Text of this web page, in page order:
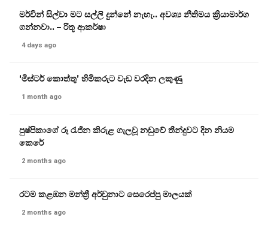
මර්වින් සිල්වා මට සල්ලි දුන්නේ නැහැ.. අවශ්‍ය නීතිමය ක්‍රියාමාර්ග
ගන්නවා.. – රිතූ ආකර්ෂා
4 days ago
‘මිස්ටර් කොත්තු’ හිමිකරුට වැඩ වරදින ලකුණු
1 month ago
පුෂ්පිකාගේ රූ රැජින කිරුළ ගැලවූ නඩුවේ තීන්දුවට දින නියම
කෙරේ
2 months ago
රටම කළඹන මන්ත්‍රී අර්චුනාට සෙරෙප්පු මාලයක්
2 months ago